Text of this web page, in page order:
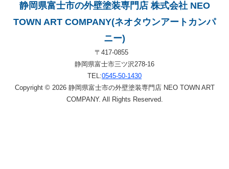
静岡県富士市の外壁塗装専門店 株式会社 NEO
TOWN ART COMPANY(ネオタウンアートカンパ
ニー)
〒417-0855
静岡県富士市三ツ沢278-16
TEL:0545-50-1430
Copyright © 2026 静岡県富士市の外壁塗装専門店 NEO TOWN ART
COMPANY. All Rights Reserved.